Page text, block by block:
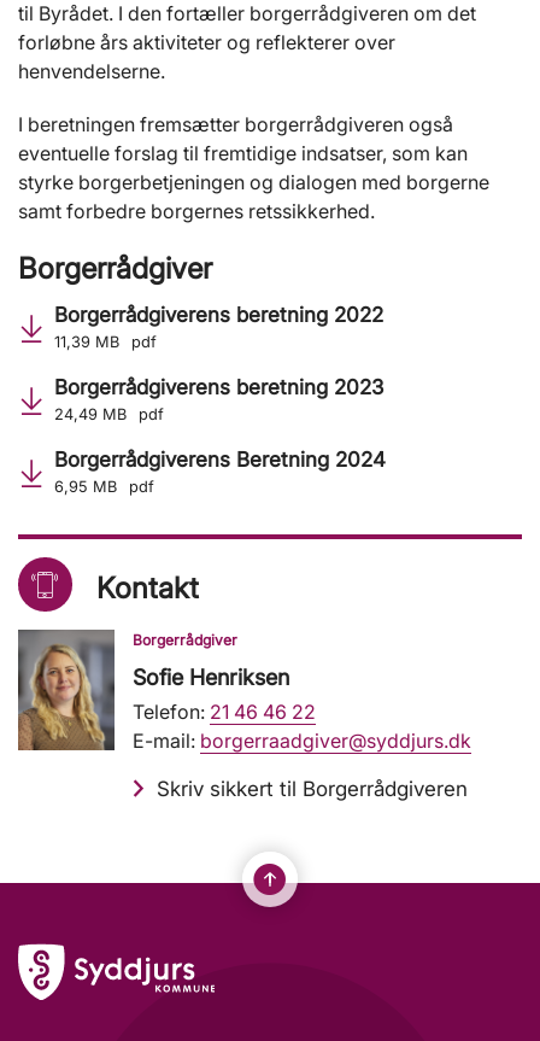
til Byrådet. I den fortæller borgerrådgiveren om det
forløbne års aktiviteter og reflekterer over
henvendelserne.
I beretningen fremsætter borgerrådgiveren også
eventuelle forslag til fremtidige indsatser, som kan
styrke borgerbetjeningen og dialogen med borgerne
samt forbedre borgernes retssikkerhed.
Borgerrådgiver
Borgerrådgiverens beretning 2022
11,39 MB pdf
Borgerrådgiverens beretning 2023
24,49 MB pdf
Borgerrådgiverens Beretning 2024
6,95 MB pdf
Kontakt
Borgerrådgiver
Sofie Henriksen
Telefon: 21 46 46 22
E-mail: borgerraadgiver@syddjurs.dk
Skriv sikkert til Borgerrådgiveren